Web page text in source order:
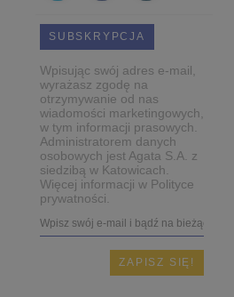
SUBSKRYPCJA
Wpisując swój adres e-mail,
wyrażasz zgodę na
otrzymywanie od nas
wiadomości marketingowych,
w tym informacji prasowych.
Administratorem danych
osobowych jest Agata S.A. z
siedzibą w Katowicach.
Więcej informacji w Polityce
prywatności.